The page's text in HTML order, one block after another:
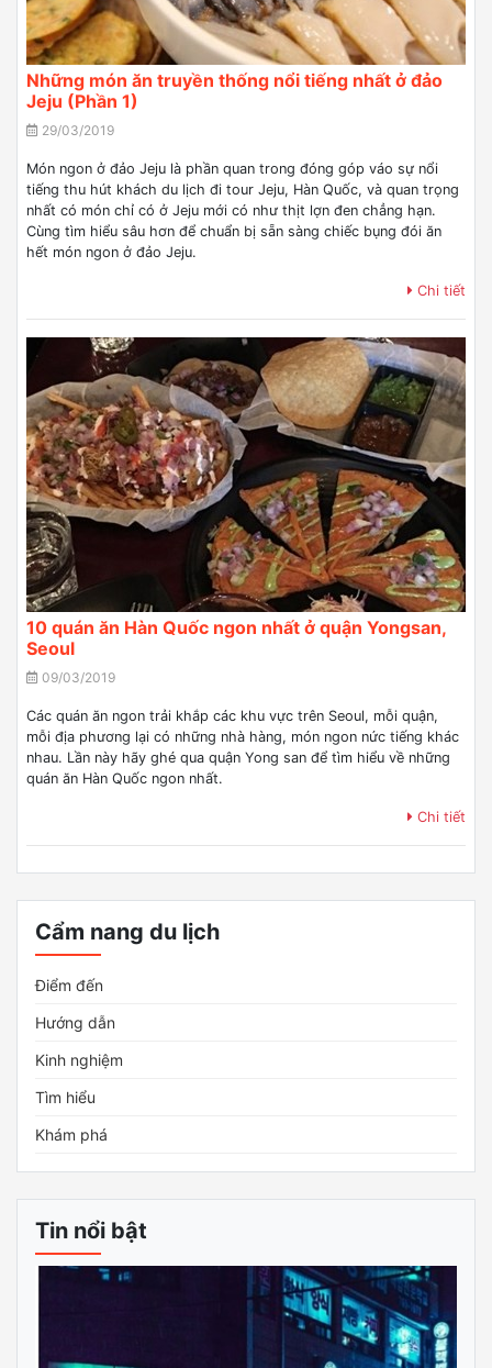
Cẩm nang du lịch
Điểm đến
Hướng dẫn
Kinh nghiệm
Tìm hiểu
Khám phá
Tin nổi bật
Những món ăn truyền thống nổi tiếng nhất ở đảo
Jeju (Phần 1)
29/03/2019
Món ngon ở đảo Jeju là phần quan trong đóng góp váo sự nổi
tiếng thu hút khách du lịch đi tour Jeju, Hàn Quốc, và quan trọng
nhất có món chỉ có ở Jeju mới có như thịt lợn đen chẳng hạn.
Cùng tìm hiểu sâu hơn để chuẩn bị sẵn sàng chiếc bụng đói ăn
hết món ngon ở đảo Jeju.
Chi tiết
10 quán ăn Hàn Quốc ngon nhất ở quận Yongsan,
Seoul
09/03/2019
Các quán ăn ngon trải khắp các khu vực trên Seoul, mỗi quận,
mỗi địa phương lại có những nhà hàng, món ngon nức tiếng khác
nhau. Lần này hãy ghé qua quận Yong san để tìm hiểu về những
quán ăn Hàn Quốc ngon nhất.
Chi tiết